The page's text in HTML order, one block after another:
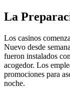
La
Los casinos
Nuevo desde
fueron instalados
acogedor. Los
promociones para
noche.